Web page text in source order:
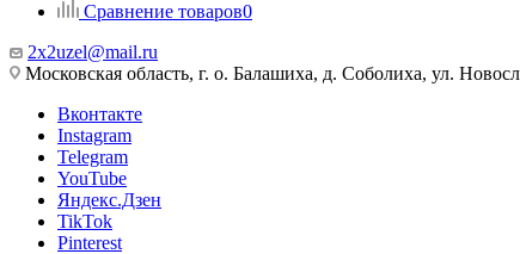
Сравнение товаров0
2x2uzel@mail.ru
Московская область, г. о. Балашиха, д. Соболиха, ул.
Вконтакте
Instagram
Telegram
YouTube
Яндекс.Дзен
TikTok
Pinterest